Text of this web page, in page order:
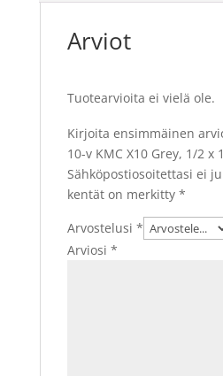
Arviot
Tuotearvioita ei vielä ole.
Kirjoita ensimmäinen
10-v KMC X10 Grey, 1/2 x
Sähköpostiosoitettasi ei
kentät on merkitty *
Arvostelusi *
Arviosi *